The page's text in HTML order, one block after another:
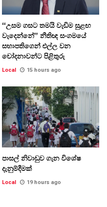
“උසම ගසට තමයි වැඩිම සුළඟ
වැදෙන්නේ” නීතිඥ සංගමයේ
සභාපතිගෙන් එල්ල වන
චෝදනාවන්ට පිළිතුරු
Local 15 hours ago
පාසල් නිවාඩුව ගැන විශේෂ
දැනුම්දීමක්
Local 19 hours ago